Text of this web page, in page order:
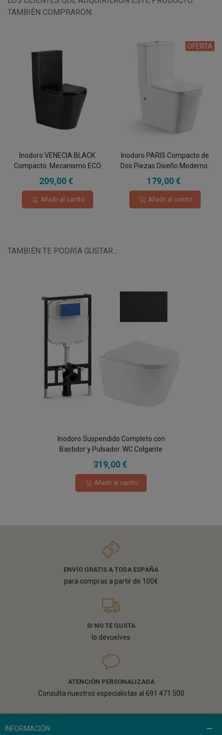
TAMBIÉN COMPRARON:
Inodoro VENECIA BLACK
Compacto. Mecanismo ECO
3/6. Salida Dual.Asiento en UF.
Sistema Rimless.
209,00 €
Añadir al carrito
OFERTA
Inodoro PARIS Compacto de
Dos Piezas Diseño Moderno.
Mecanismo Economizador
3/6. Salida Dual. Asiento en
ABS, Rimless.
179,00 €
Añadir al carrito
TAMBIÉN TE PODRÍA GUSTAR...
Inodoro Suspendido Completo con
Bastidor y Pulsador. WC Colgante
319,00 €
Añadir al carrito
ENVÍO GRATIS A TODA ESPAÑA
para compras a partir de 100€
SI NO TE GUSTA
lo devuelves
ATENCIÓN PERSONALIZADA
Consulta nuestros especialistas al 691 471 500
INFORMACIÓN